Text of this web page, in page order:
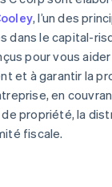
, l’un des
dans le capital-
pour vous
et à garantir la
en
propriété, la
fiscale.